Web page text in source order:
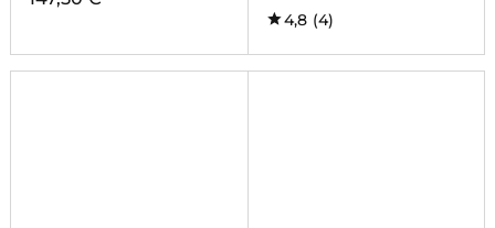
4,8 (4)